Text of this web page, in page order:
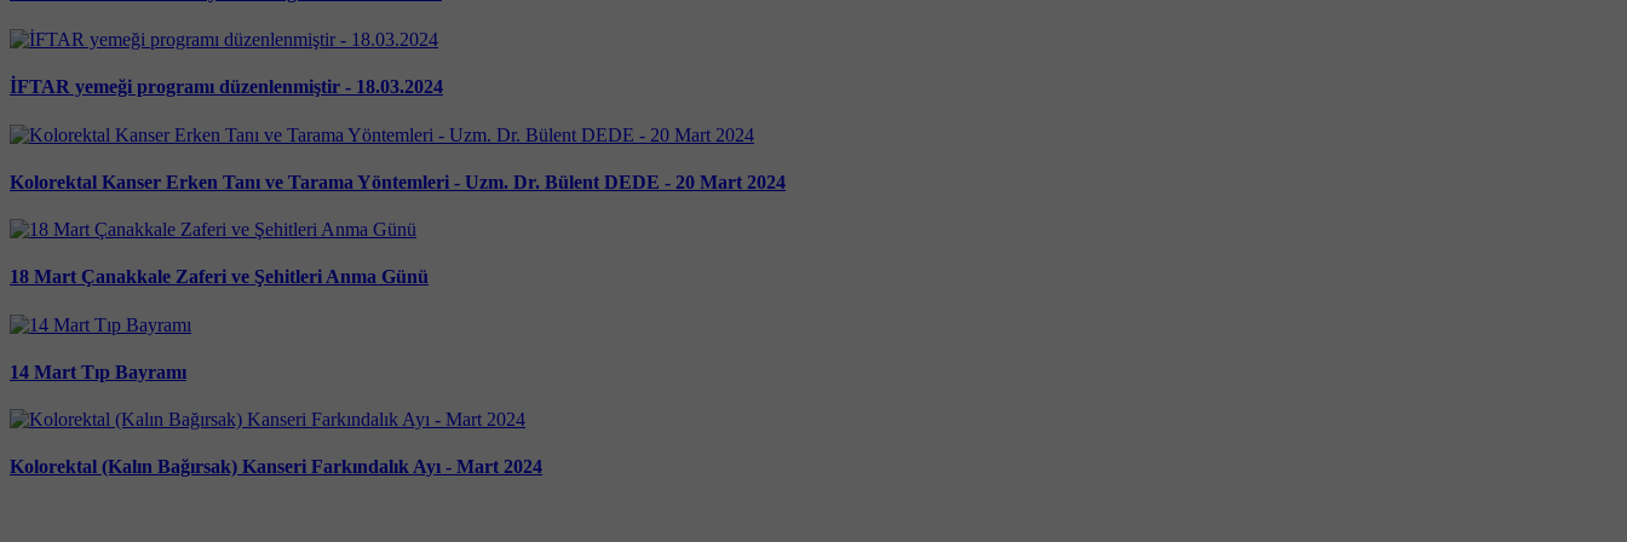
İFTAR yemeği programı düzenlenmiştir - 18.03.2024
Kolorektal Kanser Erken Tanı ve Tarama Yöntemleri - Uzm. Dr. Bülent DEDE - 20 Mart 2024
18 Mart Çanakkale Zaferi ve Şehitleri Anma Günü
14 Mart Tıp Bayramı
Kolorektal (Kalın Bağırsak) Kanseri Farkındalık Ayı - Mart 2024